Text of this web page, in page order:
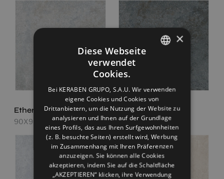
Ethereal Grey
90X90
Ethereal Night
90X90
FRENCH
GERMAN
×
Diese Webseite
verwendet
Cookies.
Bei KERABEN GRUPO, S.A.U. Wir verwenden
eigene Cookies und Cookies von
Drittanbietern, um die Nutzung der Website zu
analysieren und Ihnen auf der Grundlage
eines Profils, das aus Ihren Surfgewohnheiten
(z. B. besuchte Seiten) erstellt wird, Werbung
im Zusammenhang mit Ihren Präferenzen
anzuzeigen. Sie können alle Cookies
akzeptieren, indem Sie auf die Schaltfläche
„AKZEPTIEREN“ klicken, ihre Verwendung